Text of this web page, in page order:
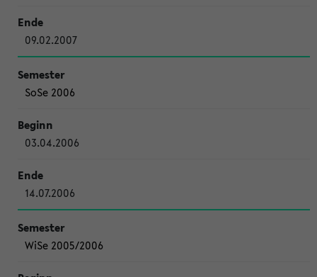
09.02.2007
SoSe 2006
03.04.2006
14.07.2006
WiSe 2005/2006